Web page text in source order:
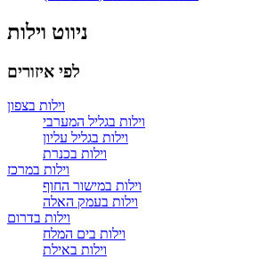
ניווט וילות
לפי איזורים
וילות בצפון
וילות בגליל המערבי
וילות בגליל עליון
וילות בכנרת
וילות במרכז
וילות במישור החוף
וילות בעמק האלה
וילות בדרום
וילות בים המלח
וילות באילת